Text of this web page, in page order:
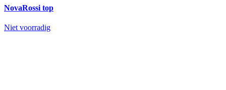
NovaRossi top
Niet voorradig